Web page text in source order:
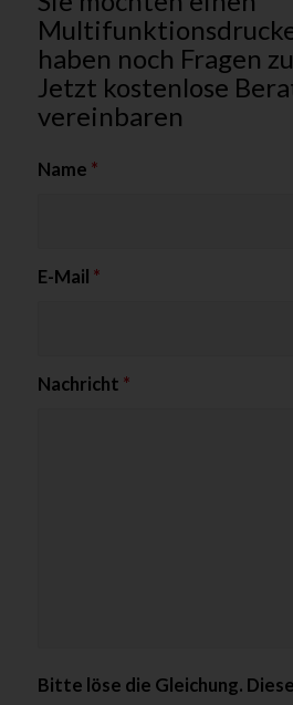
haben noch Fragen
Jetzt kostenlose
vereinbaren
Name *
E-Mail *
Nachricht *
Bitte löse die Gleichung.